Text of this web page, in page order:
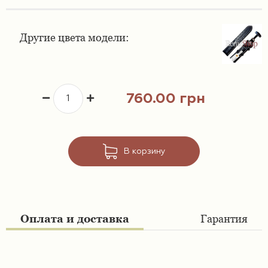
Ремешки 18 мм
Ремешки 20 мм
Ремешки 21 мм
Ремешки 22 мм
Ремешки 24 мм
Ремешки для часов Tissot
Другие цвета модели:
760.00 грн
В корзину
Оплата и доставка Гарантия